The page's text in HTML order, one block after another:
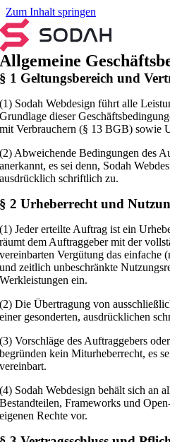
Zum Inhalt springen
Allgemeine
§ 1 Geltungsbereich und
(1) Sodah Webdesign führt alle
Grundlage dieser
mit Verbrauchern (§ 13 BGB) sowie
(2) Abweichende Bedingungen des
anerkannt, es sei denn, Sodah
ausdrücklich schriftlich zu.
§ 2 Urheberrecht und
(1) Jeder erteilte Auftrag ist ein
räumt dem Auftraggeber mit der
vereinbarten Vergütung das einfache
und zeitlich unbeschränkte
Werkleistungen ein.
(2) Die Übertragung von
einer gesonderten, ausdrücklichen
(3) Vorschläge des Auftraggebers
begründen kein Miturheberrecht, es
vereinbart.
(4) Sodah Webdesign behält sich an
Bestandteilen, Frameworks und
eigenen Rechte vor.